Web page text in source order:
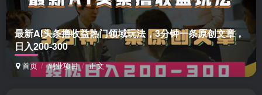
最新AI头条撸收益热门领域玩法，3分钟一条原创文章，
日入200-300
首页 副业项目 正文